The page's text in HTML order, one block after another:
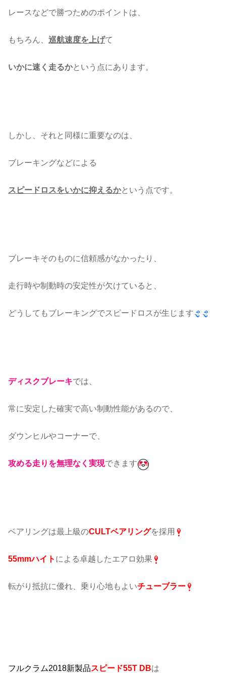
レースなどで勝つためのポイントは、
もちろん、 巡航速度を上げて
いかに速く走るかという点にあります。
しかし、それと同様に重要なのは、
ブレーキングなどによる
スピードロスをいかに抑えるかという点です。
ブレーキそのものに信頼感がなかったり、
走行時や制動時の安定性が欠けていると、
どうしてもブレーキングでスピードロスが生じます
ディスクブレーキでは、
常に安定した確実で高い制動性能があるので、
ダウンヒルやコーナーで、
攻める走りを無理なく実現できます
ベアリングは最上級のCULTベアリングを採用
55mmハイト による卓越したエアロ効果
転がり抵抗に優れ、乗り心地もよいチューブラー
フルクラム2018新製品スピード55T DBは